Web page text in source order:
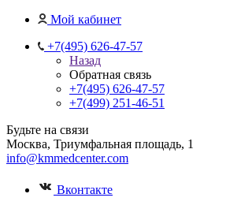
Мой кабинет
+7(495) 626-47-57
Назад
Обратная связь
+7(495) 626-47-57
+7(499) 251-46-51
Будьте на связи
Москва, Триумфальная площадь, 1
info@kmmedcenter.com
Вконтакте